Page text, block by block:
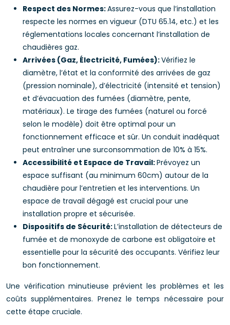
Respect des Normes:Assurez-vous que l’installation
respecte les normes en vigueur (DTU 65.14, etc.) et les
réglementations locales concernant l’installation de
chaudières gaz.
Arrivées (Gaz, Électricité, Fumées):Vérifiez le
diamètre, l’état et la conformité des arrivées de gaz
(pression nominale), d’électricité (intensité et tension)
et d’évacuation des fumées (diamètre, pente,
matériaux). Le tirage des fumées (naturel ou forcé
selon le modèle) doit être optimal pour un
fonctionnement efficace et sûr. Un conduit inadéquat
peut entraîner une surconsommation de 10% à 15%.
Accessibilité et Espace de Travail:Prévoyez un
espace suffisant (au minimum 60cm) autour de la
chaudière pour l’entretien et les interventions. Un
espace de travail dégagé est crucial pour une
installation propre et sécurisée.
Dispositifs de Sécurité:L’installation de détecteurs de
fumée et de monoxyde de carbone est obligatoire et
essentielle pour la sécurité des occupants. Vérifiez leur
bon fonctionnement.
Une vérification minutieuse prévient les problèmes et les
coûts supplémentaires. Prenez le temps nécessaire pour
cette étape cruciale.